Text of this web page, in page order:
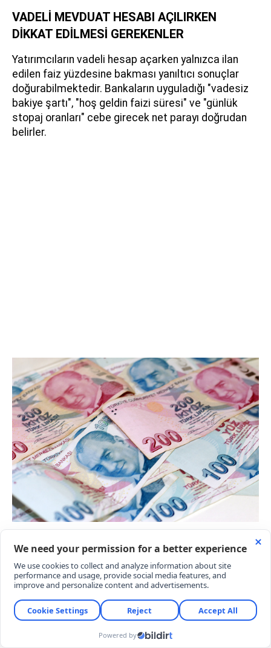
VADELİ MEVDUAT HESABI AÇILIRKEN
DİKKAT EDİLMESİ GEREKENLER
Yatırımcıların vadeli hesap açarken yalnızca ilan
edilen faiz yüzdesine bakması yanıltıcı sonuçlar
doğurabilmektedir. Bankaların uyguladığı "vadesiz
bakiye şartı", "hoş geldin faizi süresi" ve "günlük
stopaj oranları" cebe girecek net parayı doğrudan
belirler.
YÜKSEK FAİZ HER ZAMAN YÜKSEK GETİRİ
SAĞLAMAZ
Birçok yatırımcının yaşadığı en büyük kafa
karışıklığı, %47 faiz veren bir bankanın net kazançta
%44 veren bir bankanın gerisinde kalmasıdır.
Rakiplerin genellikle yüzeysel geçtiği bu durumun
arkasında finansal ve teknik 3 temel kural